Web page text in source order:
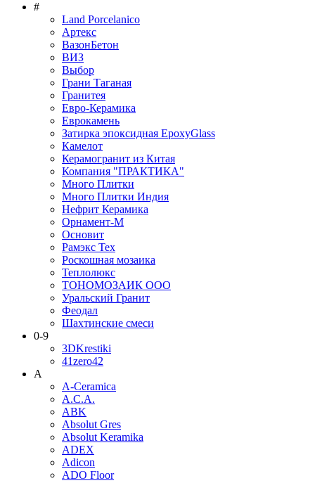
#
Land Porcelanico
Артекс
ВазонБетон
ВИЗ
Выбор
Грани Таганая
Гранитея
Евро-Керамика
Еврокамень
Затирка эпоксидная EpoxyGlass
Камелот
Керамогранит из Китая
Компания "ПРАКТИКА"
Много Плитки
Много Плитки Индия
Нефрит Керамика
Орнамент-М
Основит
Рамэкс Тех
Роскошная мозаика
Теплолюкс
ТОНОМОЗАИК ООО
Уральский Гранит
Феодал
Шахтинские смеси
0-9
3DKrestiki
41zero42
A
A-Ceramica
A.C.A.
ABK
Absolut Gres
Absolut Keramika
ADEX
Adicon
ADO Floor